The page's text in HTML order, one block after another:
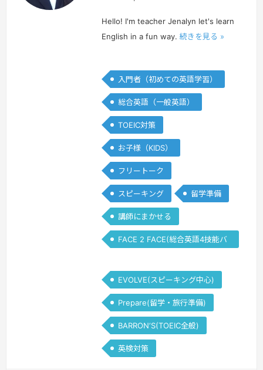
ピ
ン
ピ
ン
Hello! I'm teacher Jenalyn let's learn
English in a fun way. 続きを見る »
入門者（初めての英語学習）
総合英語（一般英語）
TOEIC対策
お子様（KIDS）
フリートーク
スピーキング 留学準備
講師にまかせる
FACE 2 FACE(総合英語4技能バ
EVOLVE(スピーキング中心)
Prepare(留学・旅行準備)
BARRON‘S(TOEIC全般)
英検対策